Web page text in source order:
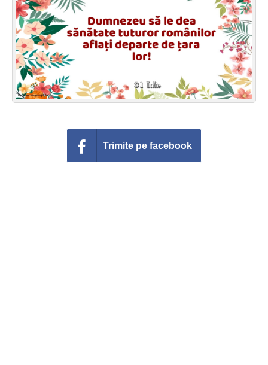
Felicitari zile saptamana
Felicitari muzicale
Felicitari muzicale personalizate
Felicitari animate
Conecteaza-te
Trimite pe facebook